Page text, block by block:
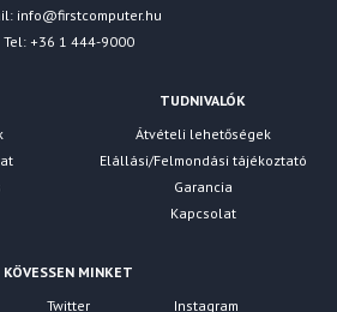
info@firstcomputer.hu
Tel: +36 1 444-9000
TUDNIVALÓK
Átvételi lehetőségek
Elállási/Felmondási tájékoztató
Garancia
Kapcsolat
KÖVESSEN MINKET
Twitter Instagram